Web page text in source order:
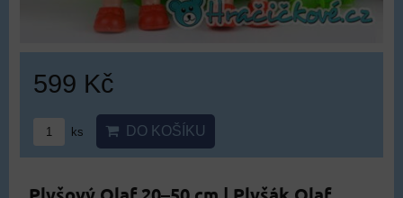
599 Kč
ks DO KOŠÍKU